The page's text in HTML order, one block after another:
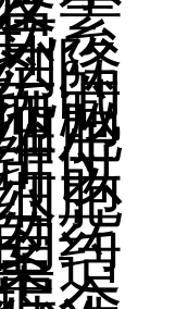
素
。
降
的
减
胞
生
以
胞
药
适